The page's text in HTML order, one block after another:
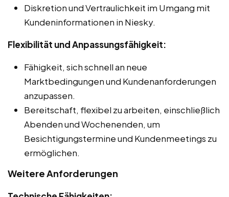
Diskretion und Vertraulichkeit im Umgang mit
Kundeninformationen in Niesky.
Flexibilität und Anpassungsfähigkeit:
Fähigkeit, sich schnell an neue
Marktbedingungen und Kundenanforderungen
anzupassen.
Bereitschaft, flexibel zu arbeiten, einschließlich
Abenden und Wochenenden, um
Besichtigungstermine und Kundenmeetings zu
ermöglichen.
Weitere Anforderungen